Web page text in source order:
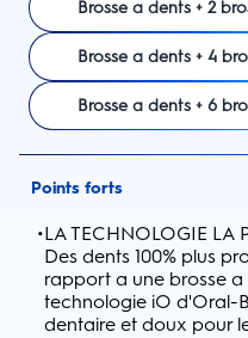
Brosse a dents + 2
Brosse a dents + 4
Brosse a dents + 6
Points forts
•LA TECHNOLOGIE LA
Des dents 100% plus
rapport a une brosse
technologie iO d'Oral-
dentaire et doux pour